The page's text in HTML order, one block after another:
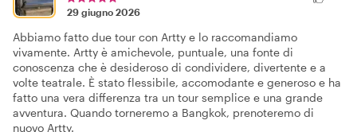
29 giugno 2026
Abbiamo fatto due tour con Artty e lo raccomandiamo
vivamente. Artty è amichevole, puntuale, una fonte di
conoscenza che è desideroso di condividere, divertente e a
volte teatrale. È stato flessibile, accomodante e generoso e ha
fatto una vera differenza tra un tour semplice e una grande
avventura. Quando torneremo a Bangkok, prenoteremo di
nuovo Artty.